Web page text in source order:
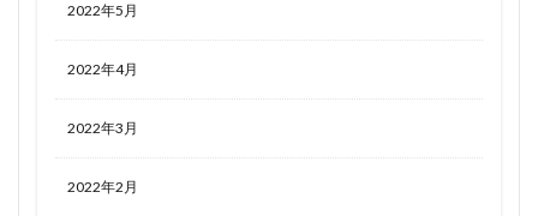
2022年5月
2022年4月
2022年3月
2022年2月